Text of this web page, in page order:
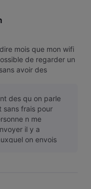
mois que mon wifi
de regarder un
avoir des
des qu on parle
sans frais pour
n me
il y a
on envois